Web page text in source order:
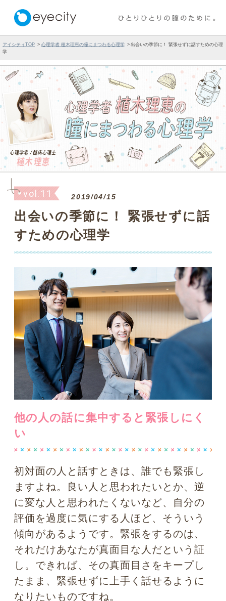
アイシティTOP 心理学者 植木理恵の瞳にまつわる心理学
出会いの季節に！ 緊張せずに話すための心理
学
vol.11 2019/04/15
出会いの季節に！ 緊張せずに話
すための心理学
他の人の話に集中すると緊張しにく
初対面の人と話すときは、誰でも緊張し
ますよね。良い人と思われたいとか、逆
に変な人と思われたくないなど、自分の
評価を過度に気にする人ほど、そういう
傾向があるようです。緊張をするのは、
それだけあなたが真面目な人だという証
たまま、緊張せずに上手く話せるように
なりたいものですね。
たとえば、新しい職場での懇親会や仕事
で仲間となる人たちとの出会いの瞬間。
お互いに自己紹介をする機会が多々あり
ます。そういうとき、どうすれば自分ら
しく落ち着きを保ち、集中して話を進め
ることができるでしょうか。
結論から言いますと、それは
他の人の話
を集中して聞いているのか、それとも他
の人の話はあまり頭に入れずに、人の顔
ばかりに気をとられているのかというこ
とが、あなたの緊張度の明暗を分ける こ
とがわかっています。